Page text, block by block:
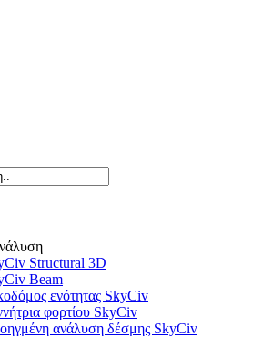
Structural 3D
Beam
ενότητας SkyCiv
φορτίου SkyCiv
ανάλυση δέσμης SkyCiv